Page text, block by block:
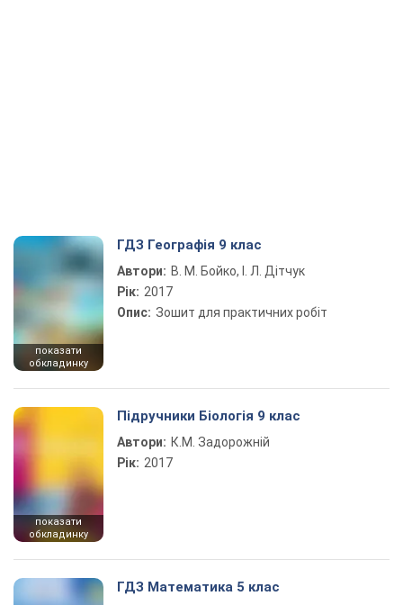
показати
обкладинку
ГДЗ Географія 9 клас
Автори: В. М. Бойко, І. Л. Дітчук
Рік: 2017
Опис: Зошит для практичних робіт
показати
обкладинку
Підручники Біологія 9 клас
Автори: К.М. Задорожній
Рік: 2017
ГДЗ Математика 5 клас